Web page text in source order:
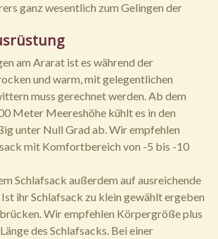
ganz wesentlich zum Gelingen der
am Ararat ist es während der
und warm, mit gelegentlichen
muss gerechnet werden. Ab dem
Meter Meereshöhe kühlt es in den
unter Null Grad ab. Wir empfehlen
mit Komfortbereich von -5 bis -10
Schlafsack außerdem auf ausreichende
ihr Schlafsack zu klein gewählt ergeben
Wir empfehlen Körpergröße plus
des Schlafsacks. Bei einer